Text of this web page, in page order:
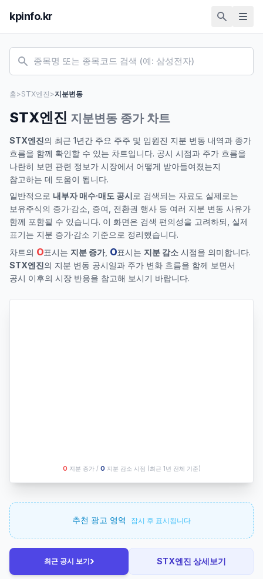
kpinfo.kr
홈>STX엔진 >지분변동
STX엔진 지분변동 종가 차트
STX엔진의 최근 1년간 주요 주주 및 임원진 지분 변동 내역과 종가
흐름을 함께 확인할 수 있는 차트입니다. 공시 시점과 주가 흐름을
나란히 보면 관련 정보가 시장에서 어떻게 받아들여졌는지
참고하는 데 도움이 됩니다.
일반적으로 내부자 매수·매도 공시로 검색되는 자료도 실제로는
보유주식의 증가·감소, 증여, 전환권 행사 등 여러 지분 변동 사유가
함께 포함될 수 있습니다. 이 화면은 검색 편의성을 고려하되, 실제
표기는 지분 증가·감소 기준으로 정리했습니다.
차트의 O표시는 지분 증가, O표시는 지분 감소 시점을 의미합니다.
STX엔진의 지분 변동 공시일과 주가 변화 흐름을 함께 보면서
공시 이후의 시장 반응을 참고해 보시기 바랍니다.
O 지분 증가 / O 지분 감소 시점 (최근 1년 전체 기준)
추천 광고 영역 잠시 후 표시됩니다
최근 공시 보기› STX엔진 상세보기